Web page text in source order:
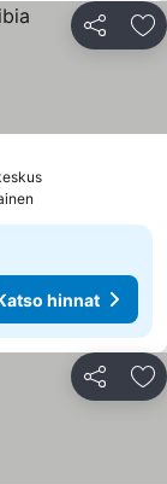
Jaa
hinnat
Jaa